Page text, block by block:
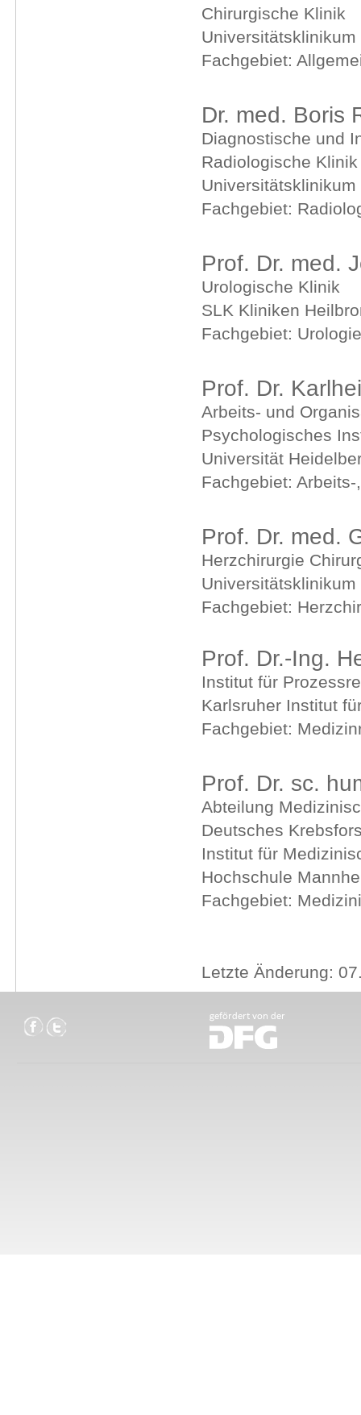
Chirurgische Klinik
Universitätsklinikum
Fachgebiet:
Dr. med. Boris
Diagnostische und
Radiologische Klinik
Universitätsklinikum
Fachgebiet:
Prof. Dr. med.
Urologische Klinik
SLK Kliniken
Fachgebiet:
Prof. Dr.
Arbeits- und
Psychologisches
Universität
Fachgebiet:
Prof. Dr. med.
Herzchirurgie
Fachgebiet:
Prof. Dr.-Ing.
Institut für
Karlsruher Institut
Fachgebiet:
Prof. Dr. sc.
Abteilung
Deutsches
Institut für
Hochschule
Fachgebiet:
Letzte Änderung: